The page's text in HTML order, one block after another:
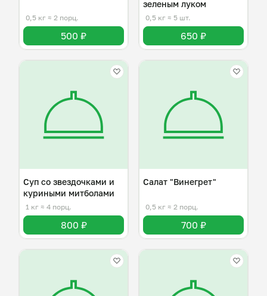
0,5 кг ≈ 2 порц.
500 ₽
зеленым луком
0,5 кг ≈ 5 шт.
650 ₽
Суп со звездочками и
куриными митболами
1 кг ≈ 4 порц.
800 ₽
Салат "Винегрет"
0,5 кг ≈ 2 порц.
700 ₽